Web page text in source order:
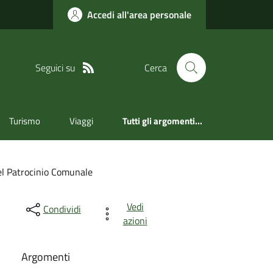
Accedi all'area personale
Seguici su Cerca
Turismo Viaggi Tutti gli argomenti...
Patrocinio Comunale
Condividi
Vedi
azioni
Argomenti